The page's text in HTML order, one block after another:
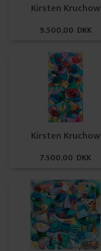
Kirsten Kruchow
9.500,00 DKK
Kirsten Kruchow
7.500,00 DKK